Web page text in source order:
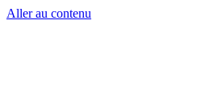
Aller au contenu